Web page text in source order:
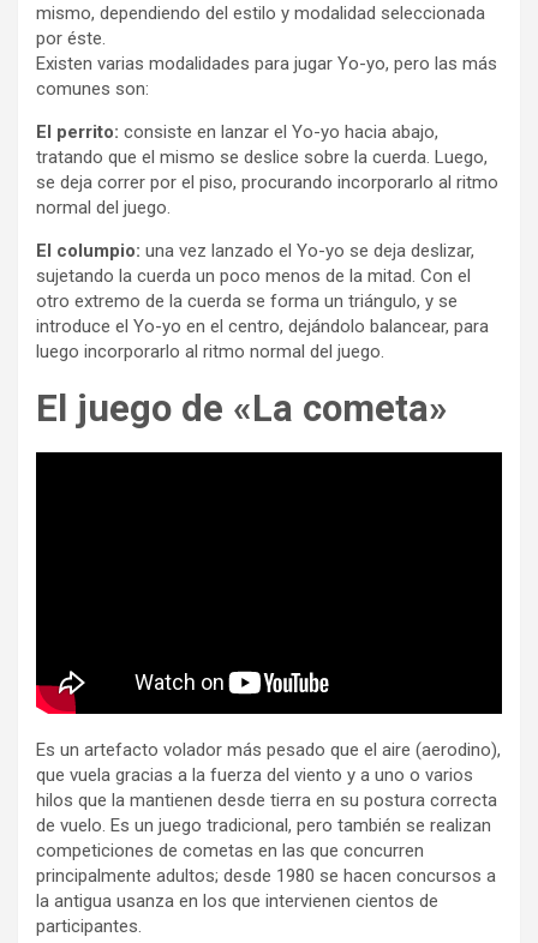
mismo, dependiendo del estilo y modalidad seleccionada
por éste.
Existen varias modalidades para jugar Yo-yo, pero las más
comunes son:
El perrito: consiste en lanzar el Yo-yo hacia abajo,
tratando que el mismo se deslice sobre la cuerda. Luego,
se deja correr por el piso, procurando incorporarlo al ritmo
normal del juego.
El columpio: una vez lanzado el Yo-yo se deja deslizar,
sujetando la cuerda un poco menos de la mitad. Con el
otro extremo de la cuerda se forma un triángulo, y se
introduce el Yo-yo en el centro, dejándolo balancear, para
luego incorporarlo al ritmo normal del juego.
El juego de «La cometa»
Es un artefacto volador más pesado que el aire (aerodino),
que vuela gracias a la fuerza del viento y a uno o varios
hilos que la mantienen desde tierra en su postura correcta
de vuelo. Es un juego tradicional, pero también se realizan
competiciones de cometas en las que concurren
principalmente adultos; desde 1980 se hacen concursos a
la antigua usanza en los que intervienen cientos de
participantes.